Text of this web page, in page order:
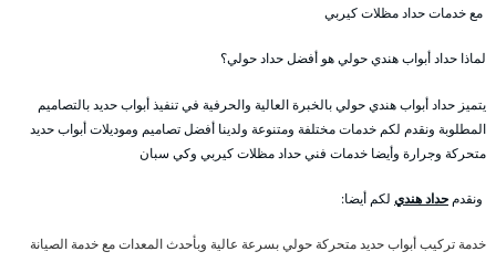
مع خدمات حداد مظلات كيربي
لماذا حداد أبواب هندي حولي هو أفضل حداد حولي؟
يتميز حداد أبواب هندي حولي بالخبرة العالية والحرفية في تنفيذ أبواب حديد بالتصاميم
المطلوبة ونقدم لكم خدمات مختلفة ومتنوعة ولدينا أفضل تصاميم وموديلات أبواب حديد
متحركة وجرارة وأيضا خدمات فني حداد مظلات كيربي وكي سبان
ونقدم حداد هندي لكم أيضا:
خدمة تركيب أبواب حديد متحركة حولي بسرعة عالية وبأحدث المعدات مع خدمة الصيانة